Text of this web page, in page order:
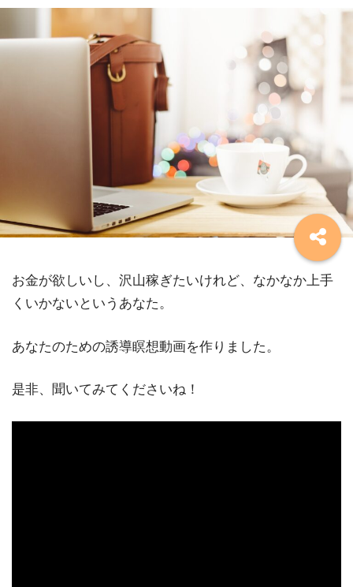
お金が欲しいし、沢山稼ぎたいけれど、なかなか上手
くいかないというあなた。
あなたのための誘導瞑想動画を作りました。
是非、聞いてみてくださいね！